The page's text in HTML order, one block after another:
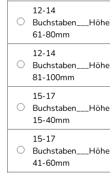
12-14
Buchstaben___Höhe
61-80mm
12-14
Buchstaben___Höhe
81-100mm
15-17
Buchstaben___Höhe
15-40mm
15-17
Buchstaben___Höhe
41-60mm